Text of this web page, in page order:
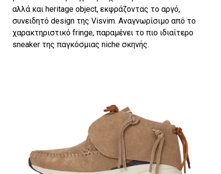
αλλά και heritage object, εκφράζοντας το αργό,
συνειδητό design της Visvim. Αναγνωρίσιμο από το
χαρακτηριστικό fringe, παραμένει το πιο ιδιαίτερο
sneaker της παγκόσμιας niche σκηνής.